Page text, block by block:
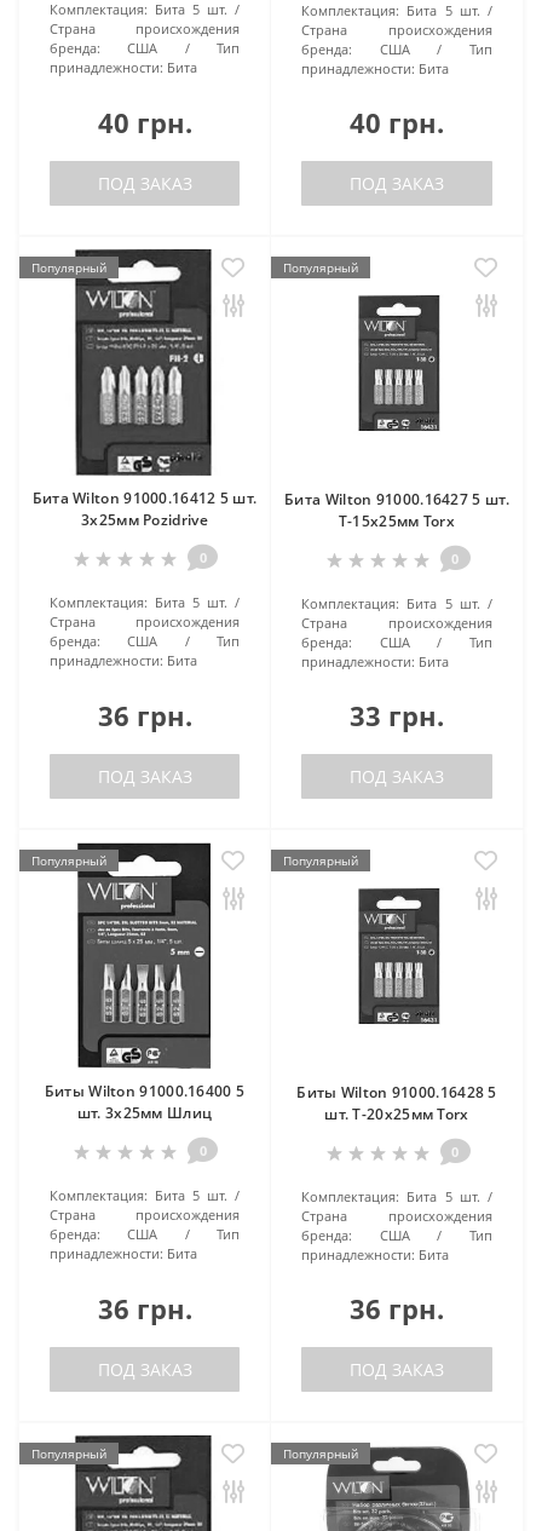
Комплектация: Бита 5 шт.
Страна происхождения
бренда:
США
Тип
принадлежности: Бита
40 грн.
ПОД ЗАКАЗ
Комплектация: Бита 5 шт.
Страна происхождения
бренда:
США
Тип
принадлежности: Бита
40 грн.
ПОД ЗАКАЗ
Популярный
Бита Wilton 91000.16412 5 шт.
3х25мм Pozidrive
0
Комплектация: Бита 5 шт.
Страна происхождения
бренда:
США
Тип
принадлежности: Бита
36 грн.
ПОД ЗАКАЗ
Популярный
Бита Wilton 91000.16427 5 шт.
Т-15х25мм Torx
0
Комплектация: Бита 5 шт.
Страна происхождения
бренда:
США
Тип
принадлежности: Бита
33 грн.
ПОД ЗАКАЗ
Популярный
Биты Wilton 91000.16400 5
шт. 3х25мм Шлиц
0
Комплектация: Бита 5 шт.
Страна происхождения
бренда:
США
Тип
принадлежности: Бита
36 грн.
ПОД ЗАКАЗ
Популярный
Биты Wilton 91000.16428 5
шт. Т-20х25мм Torx
0
Комплектация: Бита 5 шт.
Страна происхождения
бренда:
США
Тип
принадлежности: Бита
36 грн.
ПОД ЗАКАЗ
Популярный Популярный